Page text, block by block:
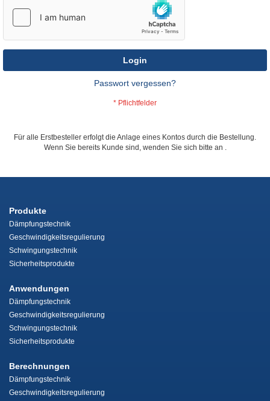
Login
Passwort vergessen?
Für alle Erstbesteller erfolgt die Anlage eines Kontos durch die Bestellung.
Wenn Sie bereits Kunde sind, wenden Sie sich bitte an .
Produkte
Dämpfungstechnik
Geschwindigkeitsregulierung
Schwingungstechnik
Sicherheitsprodukte
Anwendungen
Dämpfungstechnik
Geschwindigkeitsregulierung
Schwingungstechnik
Sicherheitsprodukte
Berechnungen
Dämpfungstechnik
Geschwindigkeitsregulierung